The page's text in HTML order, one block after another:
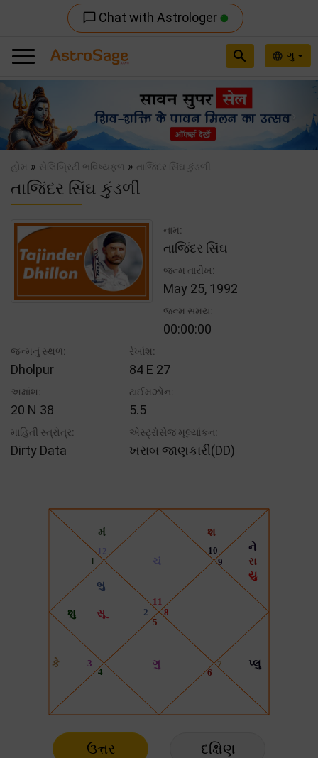
chat_bubble_outline Chat with Astrologer
language ગુ
search
Previous
હોમ » સેલિબ્રિટી ભવિષ્યફળ » તાજિંદર સિંઘ કુંડળી
તાજિંદર સિંઘ કુંડળી
નામ:
તાજિંદર સિંઘ
જન્મ તારીખ:
May 25, 1992
જન્મ સમય:
00:00:00
જન્મનું સ્થળ:
Dholpur
રેખાંશ:
84 E 27
અક્ષાંશ:
20 N 38
ટાઈમઝોન:
5.5
માહિતી સ્ત્રોત્ર:
Dirty Data
એસ્ટ્રોસેજ મૂલ્યાંકન:
ખરાબ જાણકારી(DD)
ઉત્તર દક્ષિણ